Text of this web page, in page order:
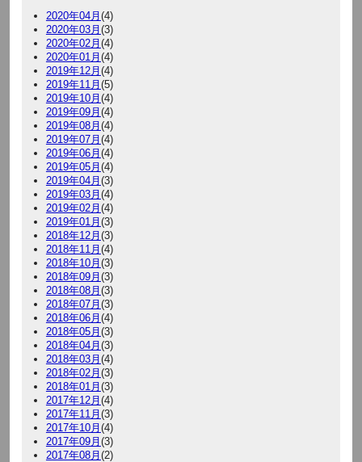
2020年04月 (4)
2020年03月 (3)
2020年02月 (4)
2020年01月 (4)
2019年12月 (4)
2019年11月 (5)
2019年10月 (4)
2019年09月 (4)
2019年08月 (4)
2019年07月 (4)
2019年06月 (4)
2019年05月 (4)
2019年04月 (3)
2019年03月 (4)
2019年02月 (4)
2019年01月 (3)
2018年12月 (3)
2018年11月 (4)
2018年10月 (3)
2018年09月 (3)
2018年08月 (3)
2018年07月 (3)
2018年06月 (4)
2018年05月 (3)
2018年04月 (3)
2018年03月 (4)
2018年02月 (3)
2018年01月 (3)
2017年12月 (4)
2017年11月 (3)
2017年10月 (4)
2017年09月 (3)
2017年08月 (2)